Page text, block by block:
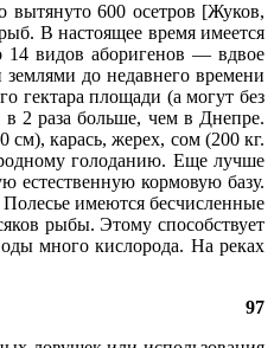
вытянуто 600 осетров [Жуков,
В настоящее время имеется
14 видов аборигенов — вдвое
землями до недавнего времени
гектара площади (а могут без
2 раза больше, чем в Днепре.
карась, жерех, сом (200 кг.
голоданию. Еще лучше
естественную кормовую базу.
имеются бесчисленные
рыбы. Этому способствует
много кислорода. На реках
97